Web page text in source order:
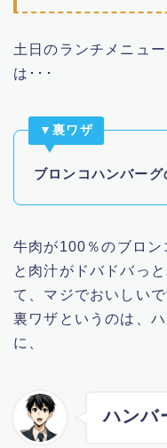
土日のランチメニュ
は･･･
▼裏ワザ
ブロンコハンバーグ
牛肉が100％のブロン
と肉汁がドバドバっ
て、マジでおいしいで
裏ワザというのは、
に、
ハンバ